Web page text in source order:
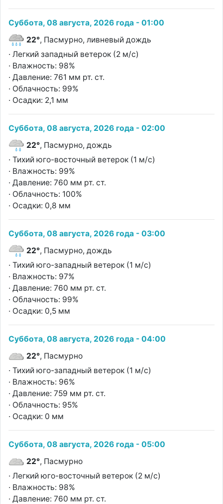
Суббота, 08 августа, 2026 года - 01:00
22°, Пасмурно, ливневый дождь
· Легкий западный ветерок (2 м/с)
· Влажность: 98%
· Давление: 761 мм рт. ст.
· Облачность: 99%
· Осадки: 2,1 мм
Суббота, 08 августа, 2026 года - 02:00
22°, Пасмурно, дождь
· Тихий юго-восточный ветерок (1 м/с)
· Влажность: 99%
· Давление: 760 мм рт. ст.
· Облачность: 100%
· Осадки: 0,8 мм
Суббота, 08 августа, 2026 года - 03:00
22°, Пасмурно, дождь
· Тихий юго-западный ветерок (1 м/с)
· Влажность: 97%
· Давление: 760 мм рт. ст.
· Облачность: 99%
· Осадки: 0,5 мм
Суббота, 08 августа, 2026 года - 04:00
22°, Пасмурно
· Тихий юго-западный ветерок (1 м/с)
· Влажность: 96%
· Давление: 759 мм рт. ст.
· Облачность: 95%
· Осадки: 0 мм
Суббота, 08 августа, 2026 года - 05:00
22°, Пасмурно
· Легкий юго-восточный ветерок (2 м/с)
· Влажность: 98%
· Давление: 760 мм рт. ст.